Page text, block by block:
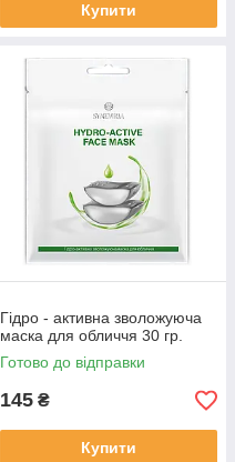
Купити
Гідро - активна зволожуюча
маска для обличчя 30 гр.
Готово до відправки
145 ₴
Купити